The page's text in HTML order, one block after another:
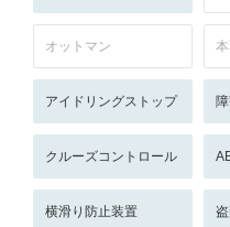
オットマン
アイドリングストップ
クルーズコントロール
横滑り防止装置